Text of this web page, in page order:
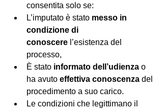
consentita solo se:
L’imputato è stato messo in
condizione di
conoscere l’esistenza del
processo,
È stato informato dell’udienza o
ha avuto effettiva conoscenza del
procedimento a suo carico.
Le condizioni che legittimano il